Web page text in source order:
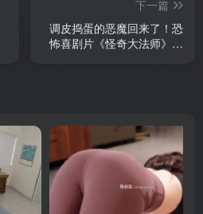
下一篇
调皮捣蛋的恶魔回来了！恐
怖喜剧片《怪奇大法师》附